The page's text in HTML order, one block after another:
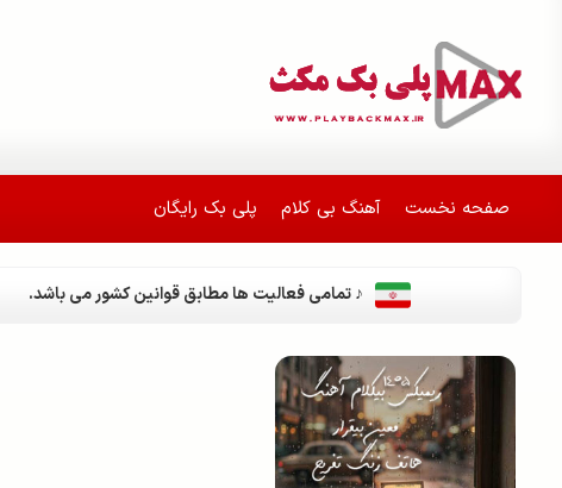
صفحه نخست آهنگ بی کلام پلی بک رایگان
♪ تمامی فعالیت ها مطابق قوانین کشور می باشد.